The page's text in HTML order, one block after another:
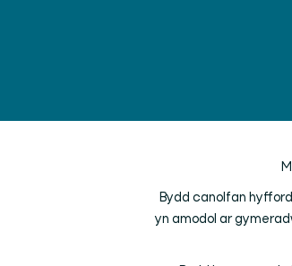
Bydd canolfan
yn amodol ar